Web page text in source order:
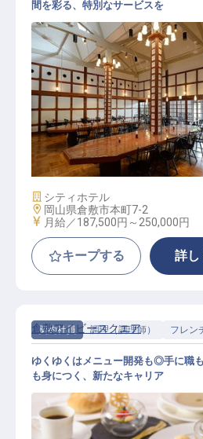
宴会サービススタッフ│正
の実績◎／週休2日制／各
修充実
間を彩る、特別なサービスを
施設業態
シティホテル
勤務地
岡山県倉敷市本町7-2
給与
月給／187,500円～ 250,000円
キープする 詳し
契約社員 調理（調理師） フレン
倉敷アイビースクエア
ゆくゆくはメニュー開発も◎手に職
も身につく、新たなキャリア